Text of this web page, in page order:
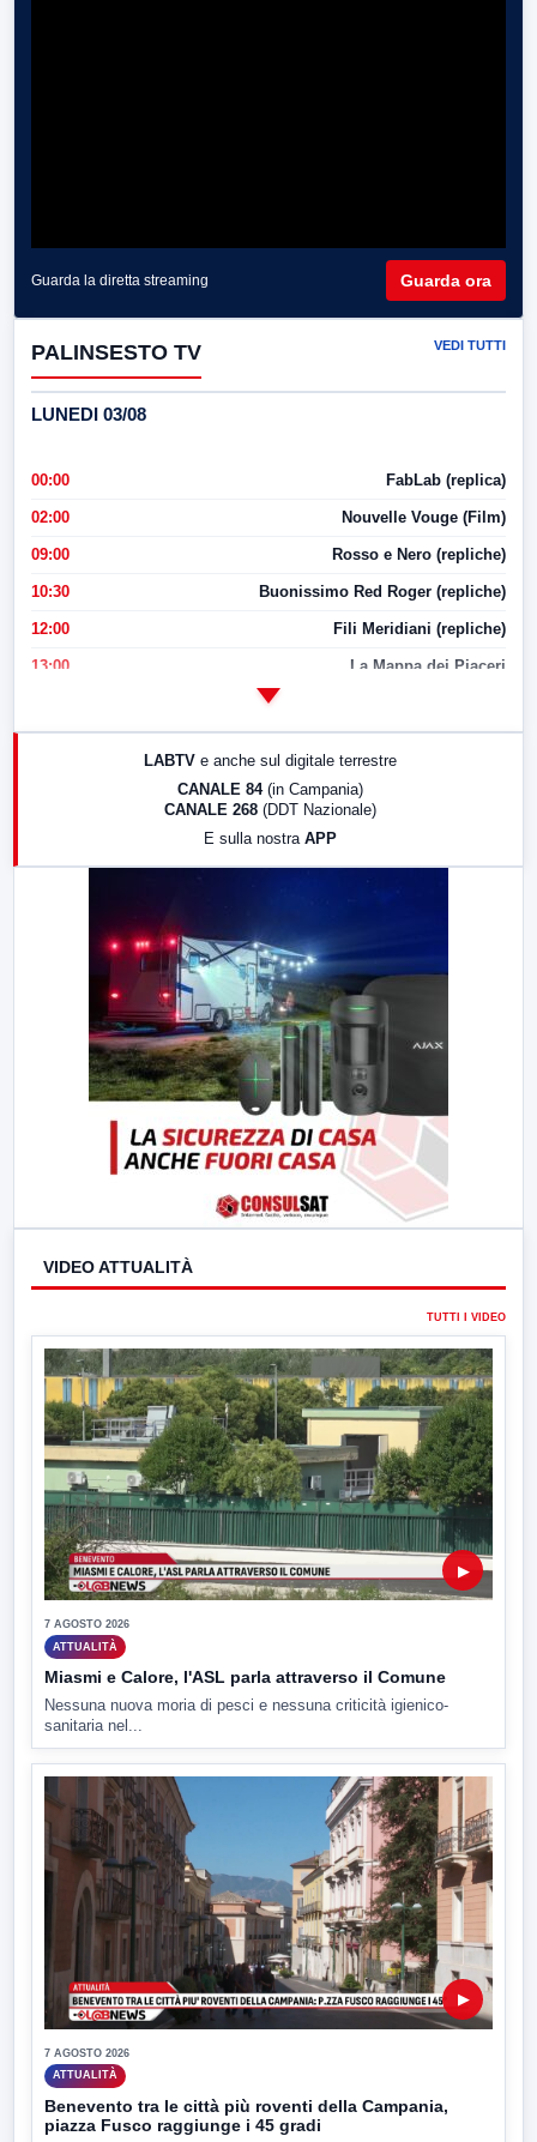
Guarda la diretta streaming Guarda ora
PALINSESTO TV VEDI TUTTI
LUNEDI 03/08
00:00 FabLab (replica)
02:00 Nouvelle Vouge (Film)
09:00 Rosso e Nero (repliche)
10:30 Buonissimo Red Roger (repliche)
12:00 Fili Meridiani (repliche)
13:00 La Mappa dei Piaceri
LABTV e anche sul digitale terrestre
CANALE 84 (in Campania)
CANALE 268 (DDT Nazionale)
E sulla nostra APP
VIDEO ATTUALITÀ
TUTTI I VIDEO
▶
7 AGOSTO 2026
ATTUALITÀ
Miasmi e Calore, l'ASL parla attraverso il Comune
Nessuna nuova moria di pesci e nessuna criticità igienico-
sanitaria nel...
▶
7 AGOSTO 2026
ATTUALITÀ
Benevento tra le città più roventi della Campania,
piazza Fusco raggiunge i 45 gradi